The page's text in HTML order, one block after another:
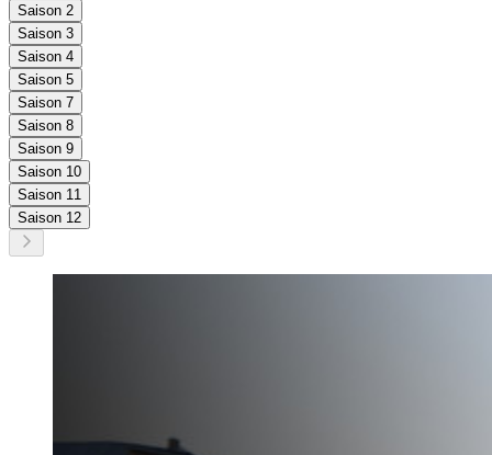
Saison 2
Saison 3
Saison 4
Saison 5
Saison 7
Saison 8
Saison 9
Saison 10
Saison 11
Saison 12